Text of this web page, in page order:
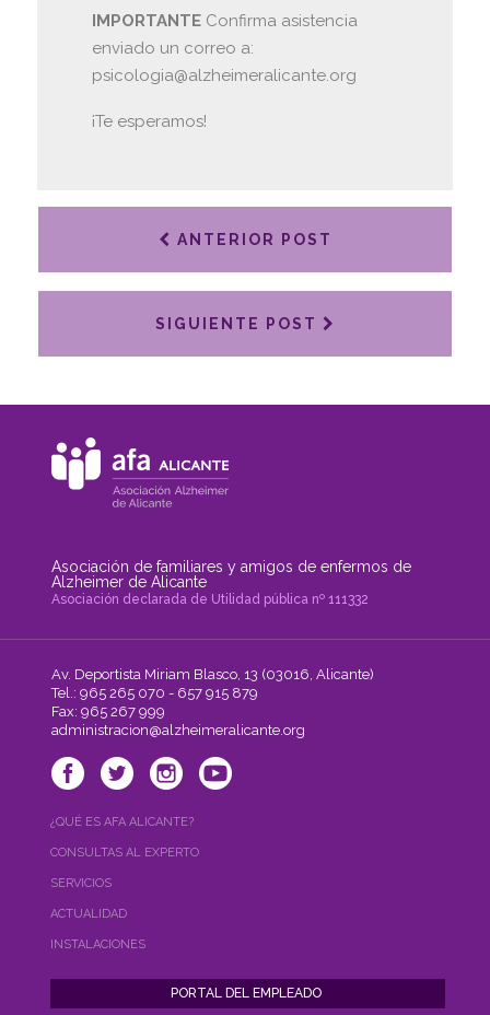
IMPORTANTEConfirma asistencia
enviado un correo a:
psicologia@alzheimeralicante.org
¡Te esperamos!
ANTERIOR POST
SIGUIENTE POST
Asociación de familiares y amigos de enfermos de
Alzheimer de Alicante
Asociación declarada de Utilidad pública nº 111332
Av. Deportista Miriam Blasco, 13 (03016, Alicante)
Tel.: 965 265 070 - 657 915 879
Fax: 965 267 999
administracion@alzheimeralicante.org
¿QUÉ ES AFA ALICANTE?
CONSULTAS AL EXPERTO
SERVICIOS
ACTUALIDAD
INSTALACIONES